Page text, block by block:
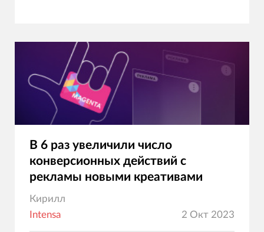
В 6 раз увеличили число
конверсионных действий с
рекламы новыми креативами
Кирилл
Intensa
2 Окт 2023